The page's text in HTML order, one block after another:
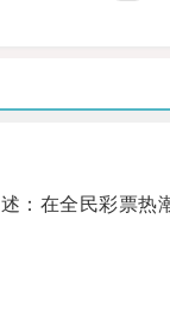
在全民彩票热